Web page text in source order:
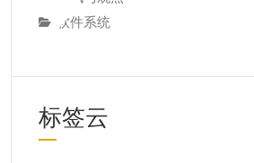
软件系统
标签云